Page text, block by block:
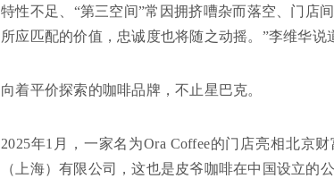
特性不足、“第三空间”常因拥挤嘈杂而落空、门店
所应匹配的价值，忠诚度也将随之动摇。”李维华说
向着平价探索的咖啡品牌，不止星巴克。
2025年1月，一家名为Ora Coffee的门店亮相北京
（上海）有限公司，这也是皮爷咖啡在中国设立的公